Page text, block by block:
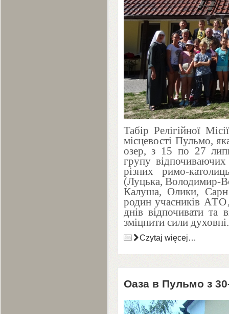
Табір Релігійної
місцевості Пульмо,
озер, з 15 по 27
групу відпочиваючих
різних римо-
(Луцька, Володимир-
Калуша, Олики,
родин учасників АТО
днів відпочивати та
зміцнити сили духовні.
Czytaj więcej…
Оаза в Пульмо з 30